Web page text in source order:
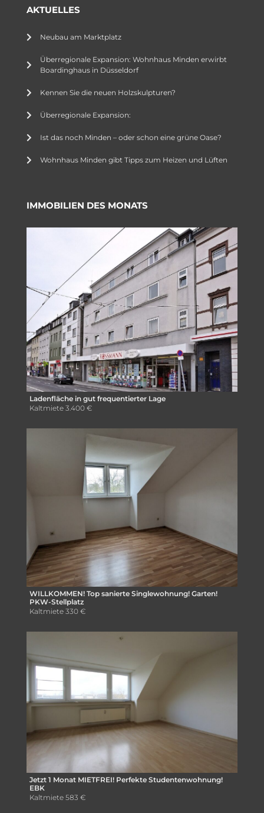
AKTUELLES
Neubau am Marktplatz
Überregionale Expansion: Wohnhaus Minden erwirbt
Boardinghaus in Düsseldorf
Kennen Sie die neuen Holzskulpturen?
Überregionale Expansion:
Ist das noch Minden – oder schon eine grüne Oase?
Wohnhaus Minden gibt Tipps zum Heizen und Lüften
IMMOBILIEN DES MONATS
Ladenfläche in gut frequentierter Lage
Kaltmiete 3.400 €
WILLKOMMEN! Top sanierte Singlewohnung! Garten!
PKW-Stellplatz
Kaltmiete 330 €
Jetzt 1 Monat MIETFREI! Perfekte Studentenwohnung!
EBK
Kaltmiete 583 €